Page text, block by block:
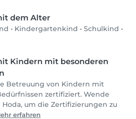
dem Alter
• Kindergartenkind • Schulkind •
Kindern mit besonderen
Betreuung von Kindern mit
zertifiziert. Wende
um die Zertifizierungen zu
erfahren